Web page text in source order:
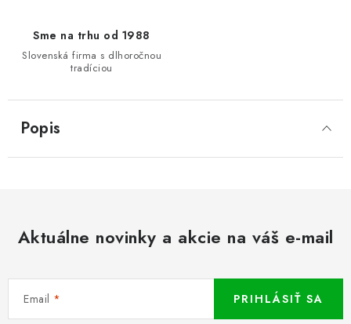
Sme na trhu od 1988
Slovenská firma s dlhoročnou
tradíciou
Popis
Aktuálne novinky a akcie na váš e-mail
Email PRIHLÁSIŤ SA